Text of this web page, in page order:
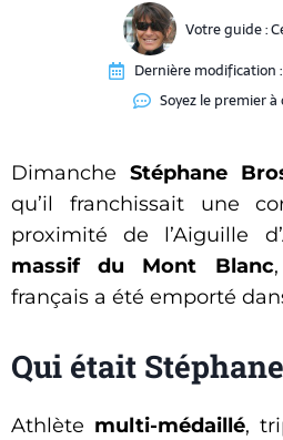
Votre guide :
Dernière modification :
Soyez le premier
Dimanche Stéphane
qu’il franchissait une
proximité de l’Aiguille
massif du Mont Blanc
français a été emporté
Qui était
Athlète multi-médaillé,